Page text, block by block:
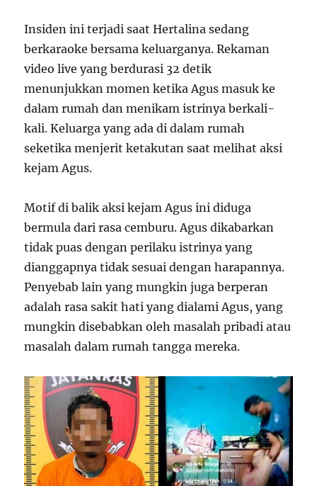
Insiden ini terjadi saat Hertalina sedang
berkaraoke bersama keluarganya. Rekaman
video live yang berdurasi 32 detik
menunjukkan momen ketika Agus masuk ke
dalam rumah dan menikam istrinya berkali-
kali. Keluarga yang ada di dalam rumah
seketika menjerit ketakutan saat melihat aksi
kejam Agus.
Motif di balik aksi kejam Agus ini diduga
bermula dari rasa cemburu. Agus dikabarkan
tidak puas dengan perilaku istrinya yang
dianggapnya tidak sesuai dengan harapannya.
Penyebab lain yang mungkin juga berperan
adalah rasa sakit hati yang dialami Agus, yang
mungkin disebabkan oleh masalah pribadi atau
masalah dalam rumah tangga mereka.